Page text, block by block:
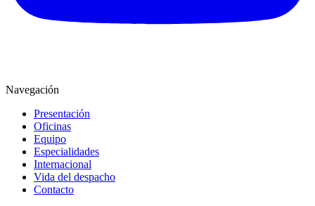
Navegación
Presentación
Oficinas
Equipo
Especialidades
Internacional
Vida del despacho
Contacto